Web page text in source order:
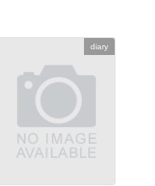
diary